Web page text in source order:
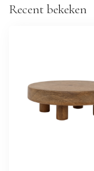
Recent bekeken